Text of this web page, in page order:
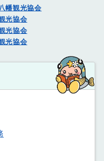
幡観光協会
光協会
光協会
光協会